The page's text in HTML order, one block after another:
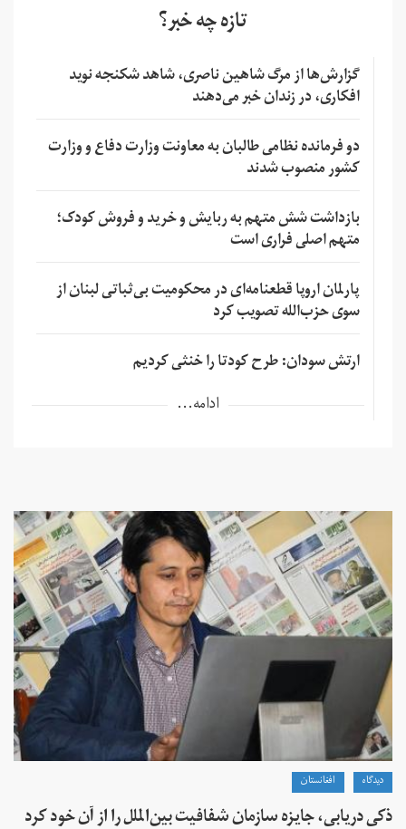
تازه چه خبر؟
گزارش‌ها از مرگ شاهین ناصری، شاهد شکنجه نوید
افکاری، در زندان خبر می‌دهند
دو فرمانده نظامی طالبان به معاونت وزارت دفاع و وزارت
کشور منصوب شدند
بازداشت شش متهم به ربایش و خرید و فروش کودک؛
متهم اصلی فراری است
پارلمان اروپا قطعنامه‌ای در محکومیت بی‌ثباتی لبنان از
سوی حزب‌الله تصویب کرد
ارتش سودان: طرح کودتا را خنثی کردیم
ادامه...
دیدگاه افغانستان
ذکی دریابی، جایزه سازمان شفافیت بین‌الملل را از آن خود کرد